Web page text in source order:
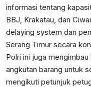
informasi tentang
BBJ, Krakatau, dan
delaying system dan
Serang Timur secara
Polri ini juga
angkutan barang untuk
mengikuti petunjuk